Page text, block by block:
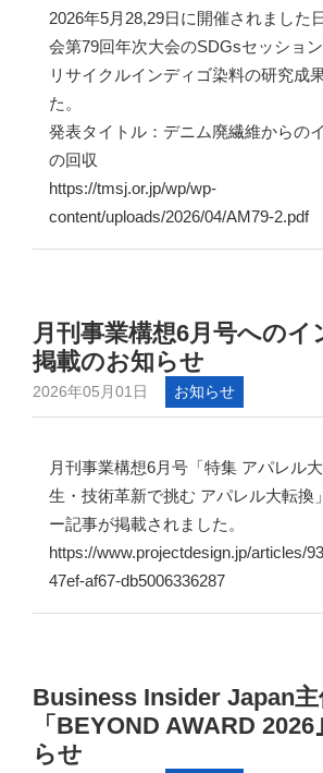
2026年5月28,29日に開催されました
会第79回年次大会のSDGsセッション
リサイクルインディゴ染料の研究成
た。
発表タイトル：デニム廃繊維からの
の回収
https://tmsj.or.jp/wp/wp-
content/uploads/2026/04/AM79-2.pdf
月刊事業構想6月号へのイ
掲載のお知らせ
2026年05月01日 お知らせ
月刊事業構想6月号「特集 アパレル
生・技術革新で挑む アパレル大転換
ー記事が掲載されました。
https://www.projectdesign.jp/articles/
47ef-af67-db5006336287
Business Insider Japan主
「BEYOND AWARD
らせ